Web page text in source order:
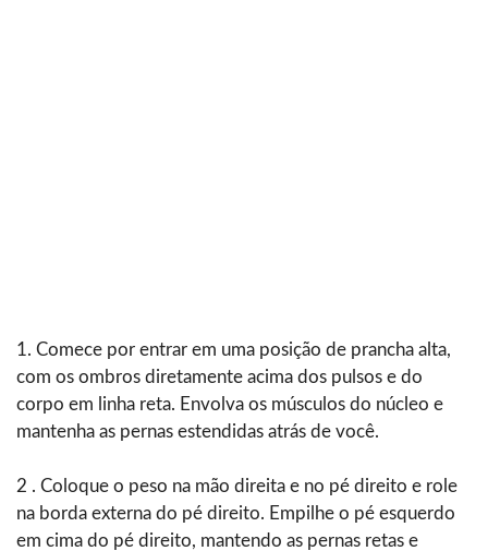
1. Comece por entrar em uma posição de prancha alta,
com os ombros diretamente acima dos pulsos e do
corpo em linha reta. Envolva os músculos do núcleo e
mantenha as pernas estendidas atrás de você.
2 . Coloque o peso na mão direita e no pé direito e role
na borda externa do pé direito. Empilhe o pé esquerdo
em cima do pé direito, mantendo as pernas retas e